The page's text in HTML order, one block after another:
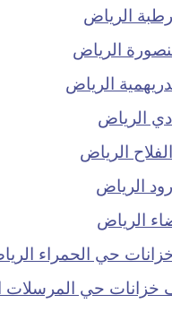
الرياض
الرياض
الرياض
الرياض
الرياض
الرياض
الرياض
حي الحمراء
خزانات حي المرسلات